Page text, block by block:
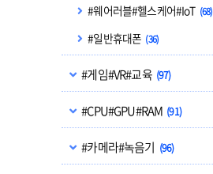
#웨어러블#헬스케어#IoT (68)
#일반휴대폰 (36)
#게임#VR#교육 (97)
#CPU#GPU#RAM (91)
#카메라#녹음기 (96)